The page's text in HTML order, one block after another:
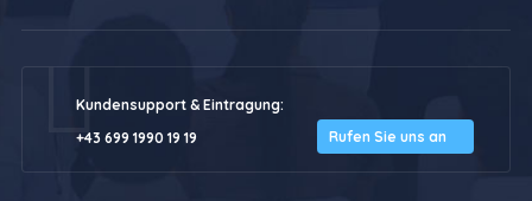
Kundensupport & Eintragung:
+43 699 1990 19 19
Rufen Sie uns an